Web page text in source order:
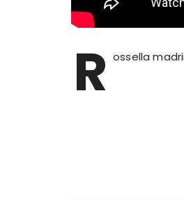
R ossella